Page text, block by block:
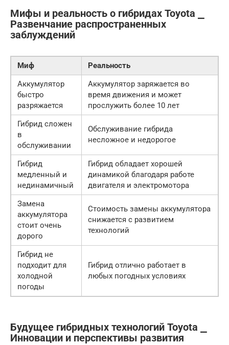
Мифы и реальность о гибридах Toyota ⎯
Развенчание распространенных
заблуждений
Миф
Реальность
Аккумулятор
быстро
разряжается
Аккумулятор заряжается во
время движения и может
прослужить более 10 лет
Гибрид сложен
в
обслуживании
Обслуживание гибрида
несложное и недорогое
Гибрид
медленный и
нединамичный
Гибрид обладает хорошей
динамикой благодаря работе
двигателя и электромотора
Замена
аккумулятора
стоит очень
дорого
Стоимость замены аккумулятора
снижается с развитием
технологий
Гибрид не
подходит для
холодной
погоды
Гибрид отлично работает в
любых погодных условиях
Будущее гибридных технологий Toyota ⎯
Инновации и перспективы развития